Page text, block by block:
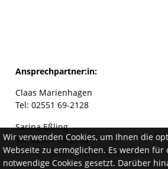
Ansprechpartner:in:
Claas Marienhagen
Tel: 02551 69-2128
Sarina Eßling
Tel: 02551 69-2130
steinfurterland@kreis-steinfurt.de
Wir verwenden Cookies, um Ihnen die
Webseite zu ermöglichen. Es werden für
notwendige Cookies gesetzt. Darüber